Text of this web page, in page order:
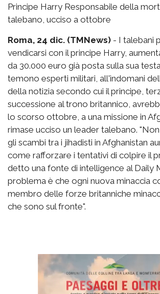
Principe Harry Responsabile della
talebano, ucciso a ottobre
Roma, 24 dic. (TMNews) - I talebani
vendicarsi con il principe Harry,
da 30.000 euro già posta sulla sua
temono esperti militari, all'indomani
della notizia secondo cui il principe,
successione al trono britannico,
lo scorso ottobre, a una missione in
rimase ucciso un leader talebano.
gli scambi tra i jihadisti in Afghanistan
come rafforzare i tentativi di colpire il
detto una fonte di intelligence al Daily
problema è che ogni nuova minaccia
membro delle forze britanniche
che sono sul fronte".